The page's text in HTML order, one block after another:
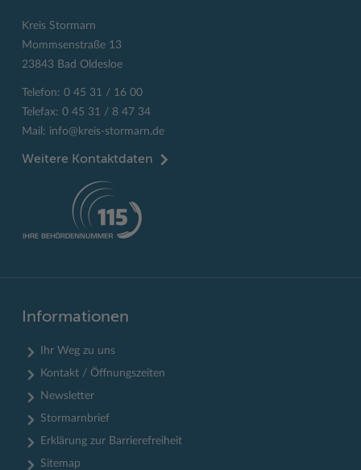
Kreis Stormarn
Mommsenstraße 13
23843 Bad Oldesloe
Telefon: 0 45 31 / 16 00
Telefax: 0 45 31 / 8 47 34
Mail: info@kreis-stormarn.de
Weitere Kontaktdaten
Informationen
Ihr Weg zu uns
Kontakt / Öffnungszeiten
Newsletter
Stormarnbrief
Erklärung zur Barrierefreiheit
Sitemap